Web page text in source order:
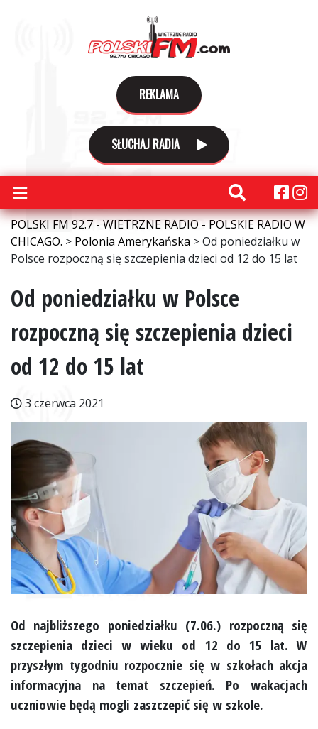
REKLAMA
SŁUCHAJ RADIA
POLSKI FM 92.7 - WIETRZNE RADIO - POLSKIE RADIO W
CHICAGO. > Polonia Amerykańska >Od poniedziałku w
Polsce rozpoczną się szczepienia dzieci od 12 do 15 lat
Od poniedziałku w Polsce
rozpoczną się szczepienia dzieci
od 12 do 15 lat
3 czerwca 2021
Od najbliższego poniedziałku (7.06.) rozpoczną się
szczepienia dzieci w wieku od 12 do 15 lat. W
przyszłym tygodniu rozpocznie się w szkołach akcja
informacyjna na temat szczepień. Po wakacjach
uczniowie będą mogli zaszczepić się w szkole.